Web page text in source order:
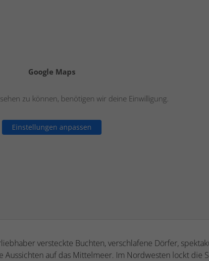
Google Maps
zu können, benötigen wir deine Einwilligung.
Einstellungen anpassen
versteckte Buchten, verschlafene Dörfer,
auf das Mittelmeer. Im Nordwesten lockt die